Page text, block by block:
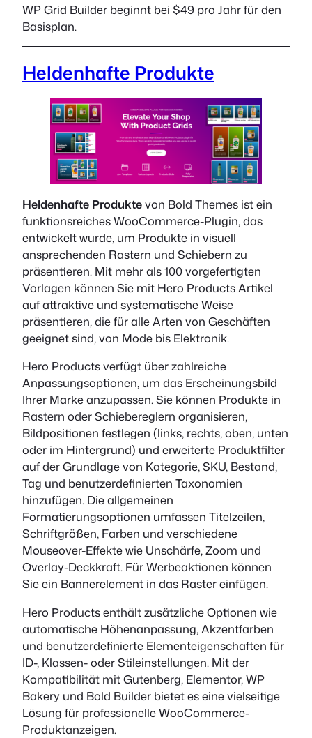
WP Grid Builder beginnt bei $49 pro Jahr für den
Basisplan.
Heldenhafte Produkte
Heldenhafte Produktevon Bold Themes ist ein
funktionsreiches WooCommerce-Plugin, das
entwickelt wurde, um Produkte in visuell
ansprechenden Rastern und Schiebern zu
präsentieren. Mit mehr als 100 vorgefertigten
Vorlagen können Sie mit Hero Products Artikel
auf attraktive und systematische Weise
präsentieren, die für alle Arten von Geschäften
geeignet sind, von Mode bis Elektronik.
Hero Products verfügt über zahlreiche
Anpassungsoptionen, um das Erscheinungsbild
Ihrer Marke anzupassen. Sie können Produkte in
Rastern oder Schiebereglern organisieren,
Bildpositionen festlegen (links, rechts, oben, unten
oder im Hintergrund) und erweiterte Produktfilter
auf der Grundlage von Kategorie, SKU, Bestand,
Tag und benutzerdefinierten Taxonomien
hinzufügen. Die allgemeinen
Formatierungsoptionen umfassen Titelzeilen,
Schriftgrößen, Farben und verschiedene
Mouseover-Effekte wie Unschärfe, Zoom und
Overlay-Deckkraft. Für Werbeaktionen können
Sie ein Bannerelement in das Raster einfügen.
Hero Products enthält zusätzliche Optionen wie
automatische Höhenanpassung, Akzentfarben
und benutzerdefinierte Elementeigenschaften für
ID-, Klassen- oder Stileinstellungen. Mit der
Kompatibilität mit Gutenberg, Elementor, WP
Bakery und Bold Builder bietet es eine vielseitige
Lösung für professionelle WooCommerce-
Produktanzeigen.